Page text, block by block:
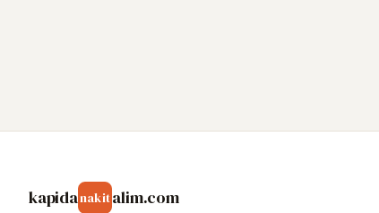
kapidanakitalim.com